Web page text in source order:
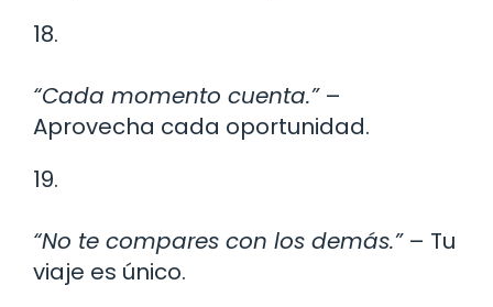
18.
“Cada momento cuenta.”–
Aprovecha cada oportunidad.
19.
“No te compares con los demás.”– Tu
viaje es único.